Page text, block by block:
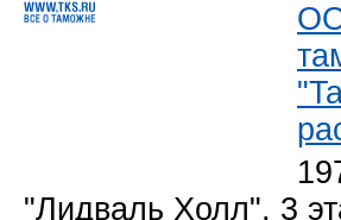
"Лидваль Холл", 3